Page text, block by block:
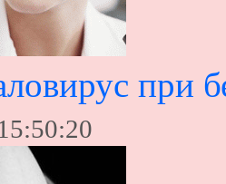
при